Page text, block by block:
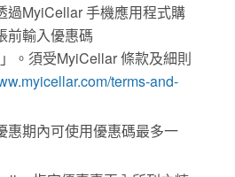
過MyiCellar 手機應用程式購
前輸入優惠碼
。須受MyiCellar 條款及細則
terms-and-
惠期內可使用優惠碼最多一